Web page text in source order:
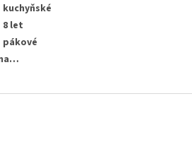
kuchyňské
8 let
pákové